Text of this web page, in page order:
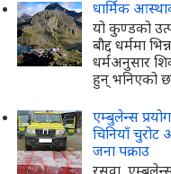
धार्मिक
यो कुण्डको
बौद्द धर्ममा
धर्मअनुसार
हुन् भनिएको
एम्बुलेन्स
चिनियाँ चुरोट
जना पक्राउ